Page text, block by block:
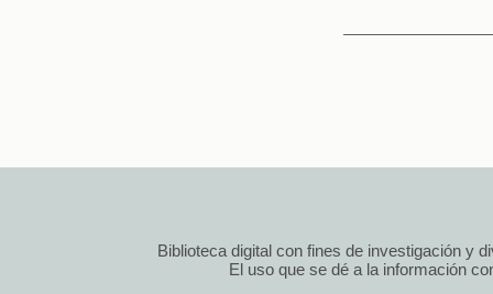
Biblioteca digital con fines de investigación y
El uso que se dé a la información